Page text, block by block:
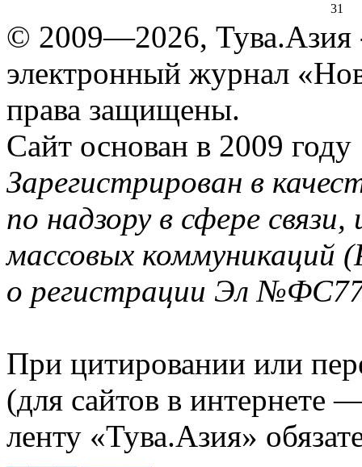
31
© 2009—2026, Тува.Азия
электронный журнал
права защищены.
Сайт основан в 2009 году
Зарегистрирован в
по надзору в сфере
массовых коммуникаций
о регистрации Эл
При цитировании или
(для сайтов в интернете
ленту «Тува.Азия»